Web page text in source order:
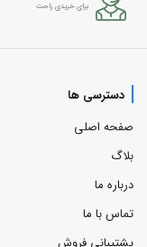
برای خریدی راحت
دسترسی ها
صفحه اصلی
بلاگ
درباره ما
تماس با ما
پشتیبانی فروش